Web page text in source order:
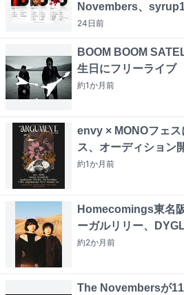
Novembers、
24日前
BOOM BOOM
生日にフリーライブ
約1か月前
envy × MONOフェ
ス、オーディション
約1か月前
Homecomings東名
ーガルリリー、
約2か月前
The Novembersが